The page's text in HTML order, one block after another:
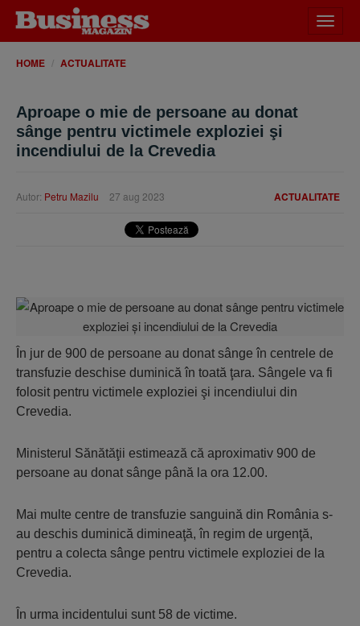
meniu
HOME ACTUALITATE
Aproape o mie de persoane au donat
sânge pentru victimele exploziei şi
incendiului de la Crevedia
ACTUALITATE
Autor: Petru Mazilu 27 aug 2023
În jur de 900 de persoane au donat sânge în centrele de
transfuzie deschise duminică în toată ţara. Sângele va fi
folosit pentru victimele exploziei şi incendiului din
Crevedia.
Ministerul Sănătăţii estimează că aproximativ 900 de
persoane au donat sânge până la ora 12.00.
Mai multe centre de transfuzie sanguină din România s-
au deschis duminică dimineaţă, în regim de urgenţă,
pentru a colecta sânge pentru victimele exploziei de la
Crevedia.
În urma incidentului sunt 58 de victime.